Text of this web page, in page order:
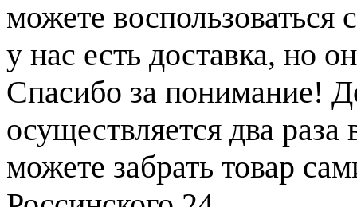
можете воспользоваться
у нас есть доставка, но
Спасибо за понимание!
осуществляется два
можете забрать товар